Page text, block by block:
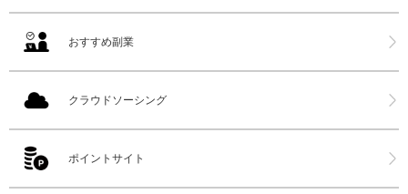
おすすめ副業
クラウドソーシング
ポイントサイト